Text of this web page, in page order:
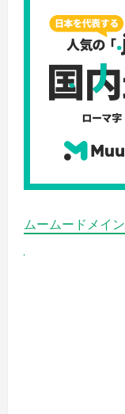
ムームードメイン